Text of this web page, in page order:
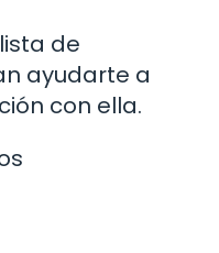
de
ayudarte a
con ella.